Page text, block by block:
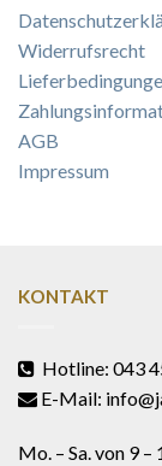
Widerrufsrecht
AGB
Impressum
KONTAKT
Hotline: 043
E-Mail:
Mo. – Sa. von 9 –